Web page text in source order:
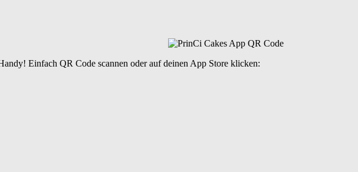
Einfach QR Code scannen oder auf deinen App Store klicken: